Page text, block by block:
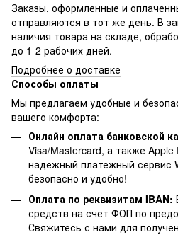
Заказы, оформленные и
отправляются в тот же день. В
наличия товара на складе,
до 1-2 рабочих дней.
Подробнее о доставке
Способы оплаты
Мы предлагаем удобные и
вашего комфорта:
Онлайн оплата банковской
Visa/Mastercard, а также Apple
надежный платежный сервис
безопасно и удобно!
Оплата по реквизитам IBAN:
средств на счет ФОП по
Свяжитесь с нами для